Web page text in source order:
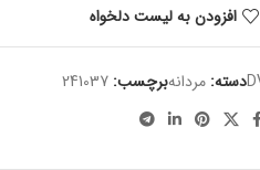
افزودن به لیست دلخواه
دسته: مردانهبرچسب: 241037